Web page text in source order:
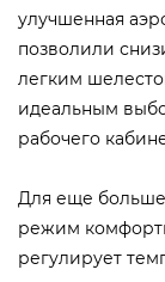
улучшенная
позволили
легким
идеальным
рабочего
Для еще
режим
регулирует